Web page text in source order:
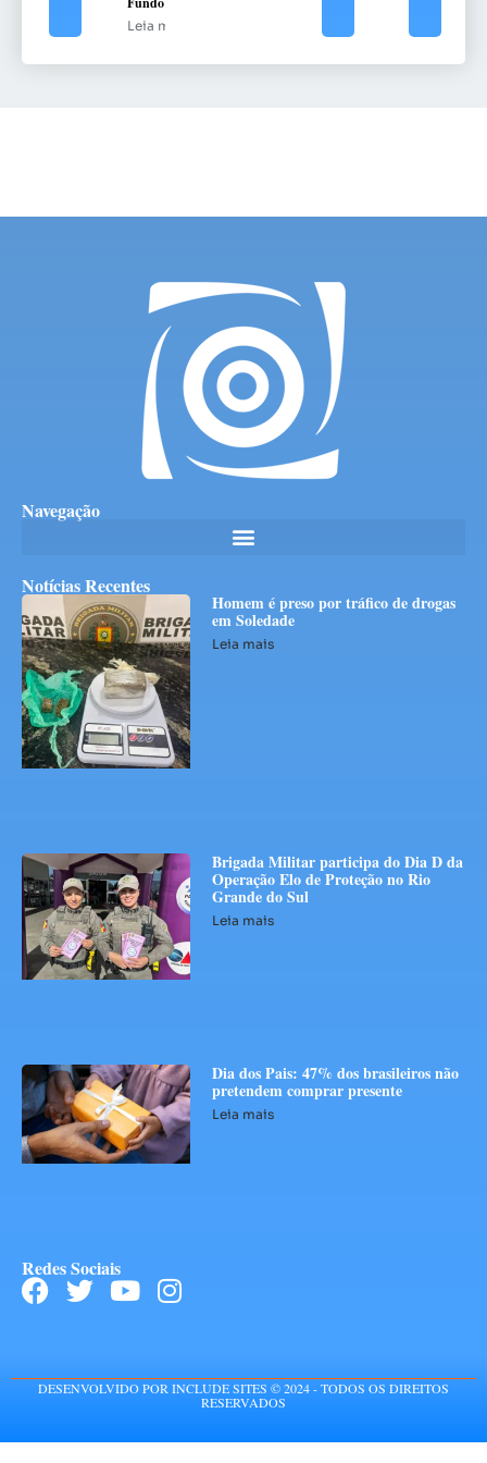
Leia mais
Navegação
Notícias Recentes
Homem é preso por tráfico de drogas
em Soledade
Leia mais
Brigada Militar participa do Dia D da
Operação Elo de Proteção no Rio
Grande do Sul
Leia mais
Dia dos Pais: 47% dos brasileiros não
pretendem comprar presente
Leia mais
Redes Sociais
DESENVOLVIDO POR INCLUDE SITES © 2024 - TODOS OS DIREITOS
RESERVADOS